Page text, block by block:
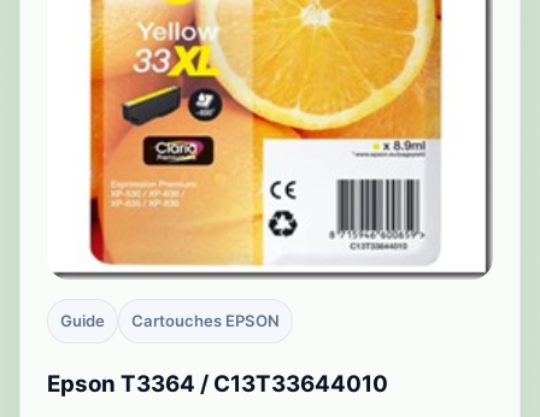
Guide Cartouches EPSON
Epson T3364 / C13T33644010